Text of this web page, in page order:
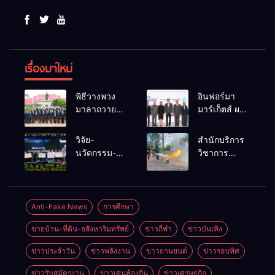
เรื่องมาใหม่
พิธีวางพวง
มาลาถวาย
เนื่องในวันรพี
ประจำปี
ฟุตบอลวันรพี
เพื่อเชื่อม
ความสัมพันธ์
อันดีของ
หน่วยงานใน
กระบวนการ
ยุติธรรม
อินฟอร์มา
มาร์เก็ตส์ ผนึก
ธุรกิจท่อง
เที่ยว-บริการ
Thailand
สร้างโอกาส
ธุรกิจครบ
วงจร ด้วยครับ
วิจัย-
นวัตกรรม-
ไทย และพลัง
ขับเคลื่อน
เศรษฐกิจ
ประเทศ
สำนักบริการ
วิชาการ
ศักยภาพเจ้า
หน้าที่ท้องถิ่น
รับมืออัคคีภัย
ตามมาตรฐาน
Anti-Fake News การศึกษา
ขายบ้าน-ที่ดิน-อสังหาริมทรัพย์ ข่าวกีฬา ข่าวบันเทิง
ข่าวประจำวัน ข่าวพลังงาน ข่าวยานยนต์ ข่าวรอบทิศ
ข่าวรับสมัตรงาน ข่าวเด่นท้องถิ่น ข่าวเศรษฐกิจ